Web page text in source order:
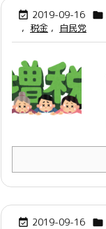
 2019-09-16 
, 税金 , 自民党
 2019-09-16 